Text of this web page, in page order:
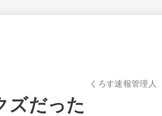
くろす速報管理人
ズだった